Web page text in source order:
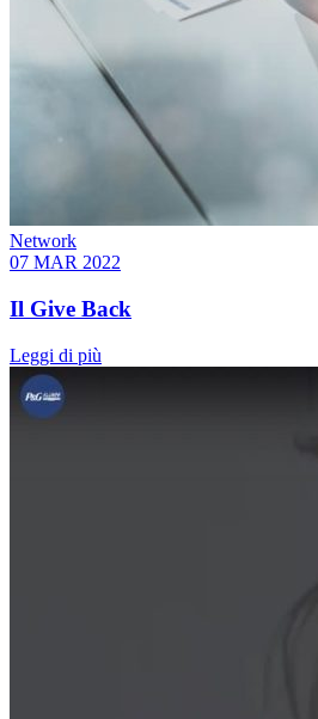
Network
07 MAR 2022
Il Give Back
Leggi di più